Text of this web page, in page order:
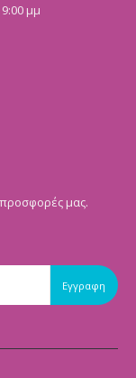
μμ
προσφορές μας.